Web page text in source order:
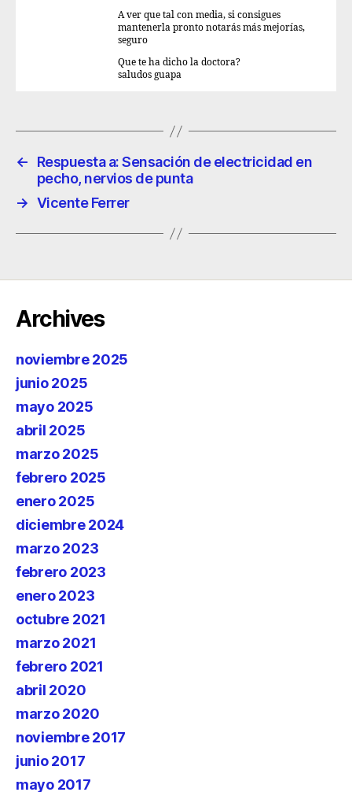
A ver que tal con media, si consigues
mantenerla pronto notarás más mejorías,
seguro
Que te ha dicho la doctora?
saludos guapa
←
Respuesta a: Sensación de electricidad en
pecho, nervios de punta
→ Vicente Ferrer
Archives
noviembre 2025
junio 2025
mayo 2025
abril 2025
marzo 2025
febrero 2025
enero 2025
diciembre 2024
marzo 2023
febrero 2023
enero 2023
octubre 2021
marzo 2021
febrero 2021
abril 2020
marzo 2020
noviembre 2017
junio 2017
mayo 2017